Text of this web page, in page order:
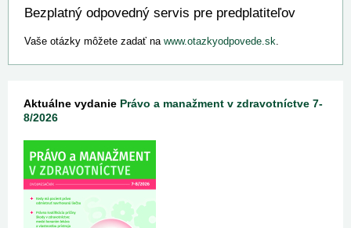
Bezplatný odpovedný servis pre predplatiteľov
Vaše otázky môžete zadať na www.otazkyodpovede.sk.
Aktuálne vydanie Právo a manažment v zdravotníctve 7-
8/2026